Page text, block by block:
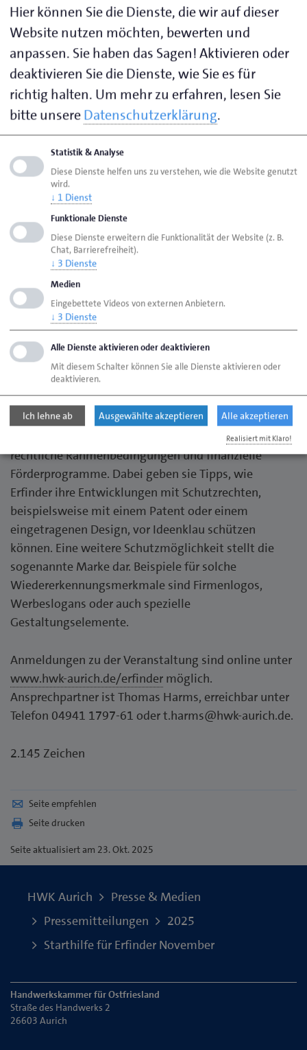
Anfangsphase Unterstützung benötigen, bietet die
Handwerkskammer für Ostfriesland (HWK) am
Mittwoch, 19. November, einen kostenfreien
Erfindersprechtag an. Die Beratungstermine können
sowohl online als auch in Präsenz wahrgenommen
werden. Die vor Ort Beratung findet in der
Oldenburgischen Industrie- und Handelskammer,
Moslestraße 6, 26122 Oldenburg statt. Zielgruppe
sind alle Inhaberinnen und Inhaber von
Handwerksbetrieben sowie deren Mitarbeitende,
aber auch freie Erfinder, deren Idee ins Handwerk
passt. In vertraulichen, halbstündigen
Einzelgesprächen können Interessierte ihre
Entwicklung vorstellen.
Der Erfindersprechtag findet gemeinsam mit der
Industrie- und Handelskammer für Ostfriesland und
Papenburg (IHK) sowie den benachbarten Kammern
aus Oldenburg statt. Die Innovationsberater der
Kammern sowie ein Patentanwalt geben Auskunft
zum Nutzen und zur Anwendung von gewerblichen
Schutzrechten.
Sie beraten in Sachen Vermarktungspotenziale,
rechtliche Rahmenbedingungen und finanzielle
Förderprogramme. Dabei geben sie Tipps, wie
Erfinder ihre Entwicklungen mit Schutzrechten,
beispielsweise mit einem Patent oder einem
eingetragenen Design, vor Ideenklau schützen
können. Eine weitere Schutzmöglichkeit stellt die
sogenannte Marke dar. Beispiele für solche
Wiedererkennungsmerkmale sind Firmenlogos,
Werbeslogans oder auch spezielle
Gestaltungselemente.
Anmeldungen zu der Veranstaltung sind online unter
www.hwk-aurich.de/erfinder möglich.
Ansprechpartner ist Thomas Harms, erreichbar unter
Telefon 04941 1797-61 oder t.harms@hwk-aurich.de.
2.145 Zeichen
Seite empfehlen
Seite drucken
Seiteaktualisiert am 23. Okt. 2025
HWK Aurich
Presse & Medien
Pressemitteilungen
2025
Starthilfe für Erfinder November
Handwerkskammer für Ostfriesland
Straße des Handwerks 2
26603 Aurich
Hier können Sie die Dienste, die wir auf dieser
Website nutzen möchten, bewerten und
anpassen. Sie haben das Sagen! Aktivieren oder
deaktivieren Sie die Dienste, wie Sie es für
richtig halten. Um mehr zu erfahren, lesen Sie
bitte unsereDatenschutzerklärung.
Statistik & Analyse
Diese Dienste helfen uns zu verstehen, wie die Website genutzt
wird.
↓ 1 Dienst
Funktionale Dienste
Diese Dienste erweitern die Funktionalität der Website (z. B.
Chat, Barrierefreiheit).
↓ 3 Dienste
Medien
Eingebettete Videos von externen Anbietern.
↓ 3 Dienste
Alle Dienste aktivieren oder deaktivieren
Mit diesem Schalter können Sie alle Dienste aktivieren oder
deaktivieren.
Ich lehne ab Ausgewählte akzeptieren Alle akzeptieren
Realisiert mit Klaro!